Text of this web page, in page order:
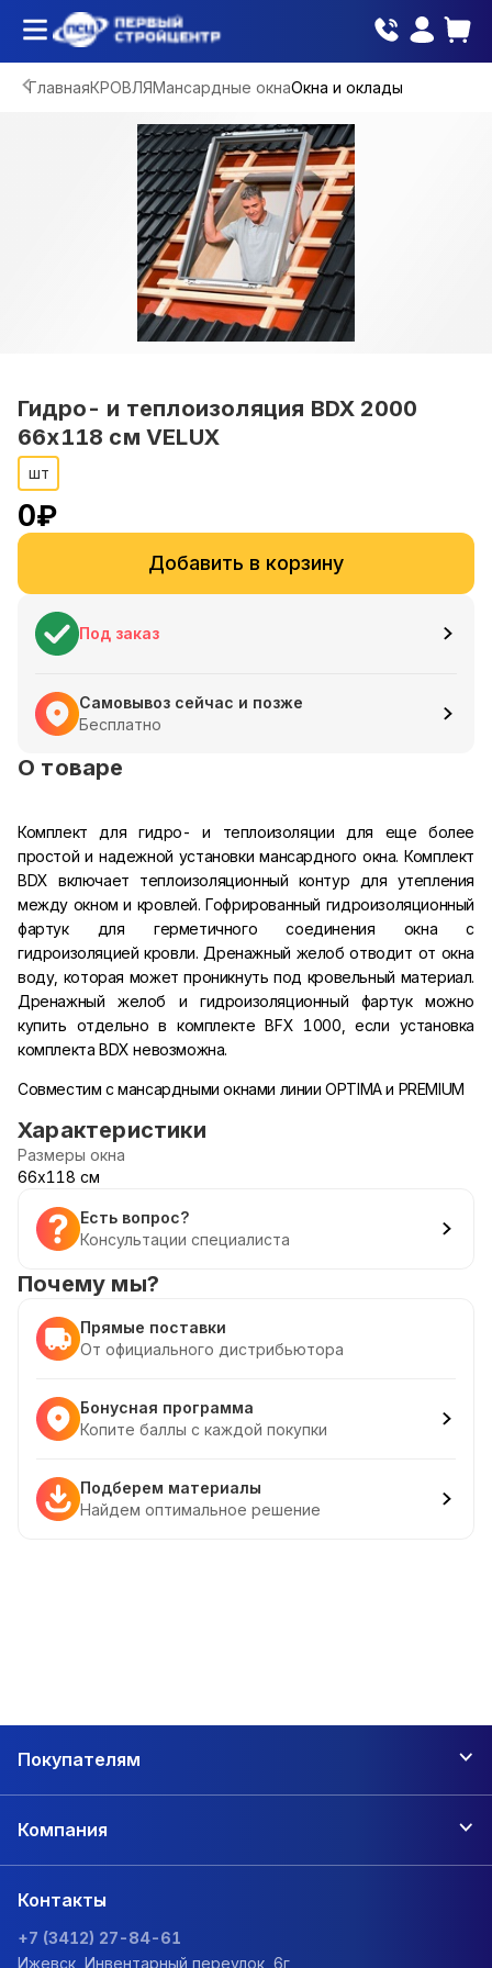
ГлавнаяКРОВЛЯМансардные окнаОкна и оклады
Гидро- и теплоизоляция BDX 2000
66х118 см VELUX
шт
0₽
Добавить в корзину
Под заказ
Самовывоз сейчас и позже
Бесплатно
О товаре
Комплект для гидро- и теплоизоляции для еще более
простой и надежной установки мансардного окна. Комплект
BDX включает теплоизоляционный контур для утепления
между окном и кровлей. Гофрированный гидроизоляционный
фартук для герметичного соединения окна с
гидроизоляцией кровли. Дренажный желоб отводит от окна
воду, которая может проникнуть под кровельный материал.
Дренажный желоб и гидроизоляционный фартук можно
купить отдельно в комплекте BFX 1000, если установка
комплекта BDX невозможна.
Совместим с мансардными окнами линии OPTIMA и PREMIUM
Характеристики
Размеры окна
66х118 см
Есть вопрос?
Консультации специалиста
Почему мы?
Прямые поставки
От официального дистрибьютора
Бонусная программа
Копите баллы с каждой покупки
Подберем материалы
Найдем оптимальное решение
Покупателям
Компания
Контакты
+7 (3412) 27-84-61
Ижевск, Инвентарный переулок, 6г